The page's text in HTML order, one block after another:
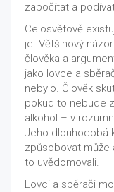
započítat a
Celosvětově
je. Většinový
člověka a
jako lovce a
nebylo. Člověk
pokud to nebude
alkohol – v
Jeho dlouhodobá
způsobovat může
to uvědomovali.
Lovci a sběrači